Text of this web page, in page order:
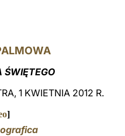
中文
LATINE
ŚWIĘTEGO
1 KWIETNIA 2012 R.
]